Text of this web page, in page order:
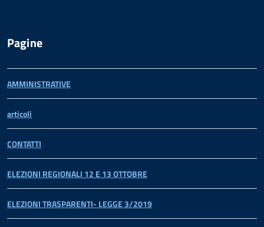
Pagine
AMMINISTRATIVE
articoli
CONTATTI
ELEZIONI REGIONALI 12 E 13 OTTOBRE
ELEZIONI TRASPARENTI- LEGGE 3/2019